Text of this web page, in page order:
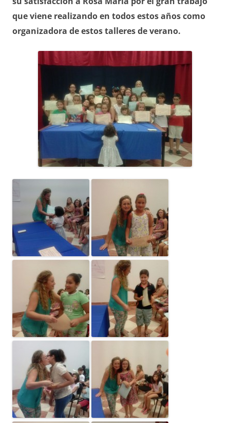
que viene realizando en todos estos años como
organizadora de estos talleres de verano.